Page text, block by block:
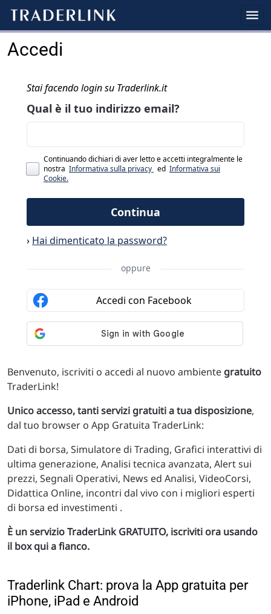
Accedi
Benvenuto, iscriviti o accedi al nuovo ambiente gratuito
TraderLink!
Unico accesso, tanti servizi gratuiti a tua disposizione,
dal tuo browser o App Gratuita TraderLink:
Dati di borsa, Simulatore di Trading, Grafici interattivi di
ultima generazione, Analisi tecnica avanzata, Alert sui
prezzi, Segnali Operativi, News ed Analisi, VideoCorsi,
Didattica Online, incontri dal vivo con i migliori esperti
di borsa ed investimenti .
È un servizio TraderLink GRATUITO, iscriviti ora usando
il box qui a fianco.
Traderlink Chart: prova la App gratuita per
iPhone, iPad e Android